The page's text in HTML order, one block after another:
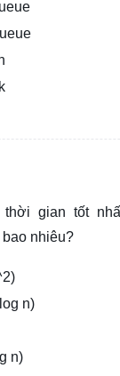
gian tốt
nhiêu?
n)
n)